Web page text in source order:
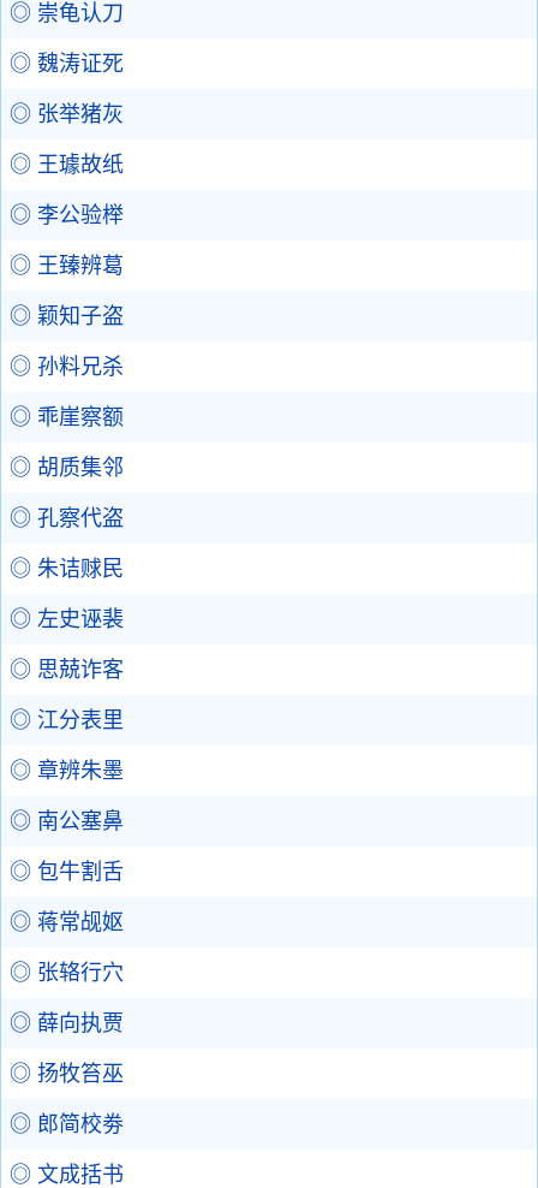
◎ 崇龟认刀
◎ 魏涛证死
◎ 张举猪灰
◎ 王璩故纸
◎ 李公验榉
◎ 王臻辨葛
◎ 颖知子盗
◎ 孙料兄杀
◎ 乖崖察额
◎ 胡质集邻
◎ 孔察代盗
◎ 朱诘赇民
◎ 左史诬裴
◎ 思兢诈客
◎ 江分表里
◎ 章辨朱墨
◎ 南公塞鼻
◎ 包牛割舌
◎ 蒋常觇妪
◎ 张辂行穴
◎ 薛向执贾
◎ 扬牧笞巫
◎ 郎简校劵
◎ 文成括书